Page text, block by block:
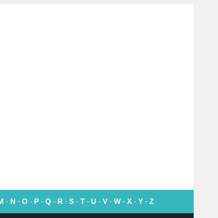
- N - O - P - Q - R - S - T - U - V - W - X - Y - Z